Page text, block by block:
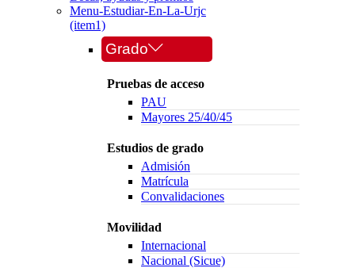
Menu-Estudiar-En-La-Urjc
(item1)
Grado
Pruebas de acceso
PAU
Mayores 25/40/45
Estudios de grado
Admisión
Matrícula
Convalidaciones
Movilidad
Internacional
Nacional (Sicue)